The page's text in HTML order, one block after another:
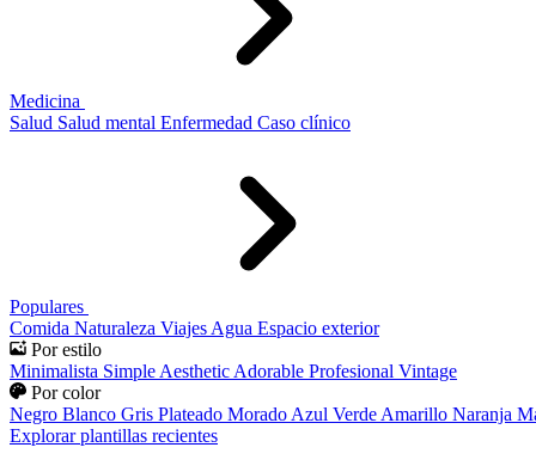
Medicina
Salud Salud mental Enfermedad Caso clínico
Populares
Comida Naturaleza Viajes Agua Espacio exterior
Por estilo
Minimalista Simple Aesthetic Adorable Profesional Vintage
Por color
Negro Blanco Gris Plateado Morado Azul Verde Amarillo Naranja
Explorar plantillas recientes